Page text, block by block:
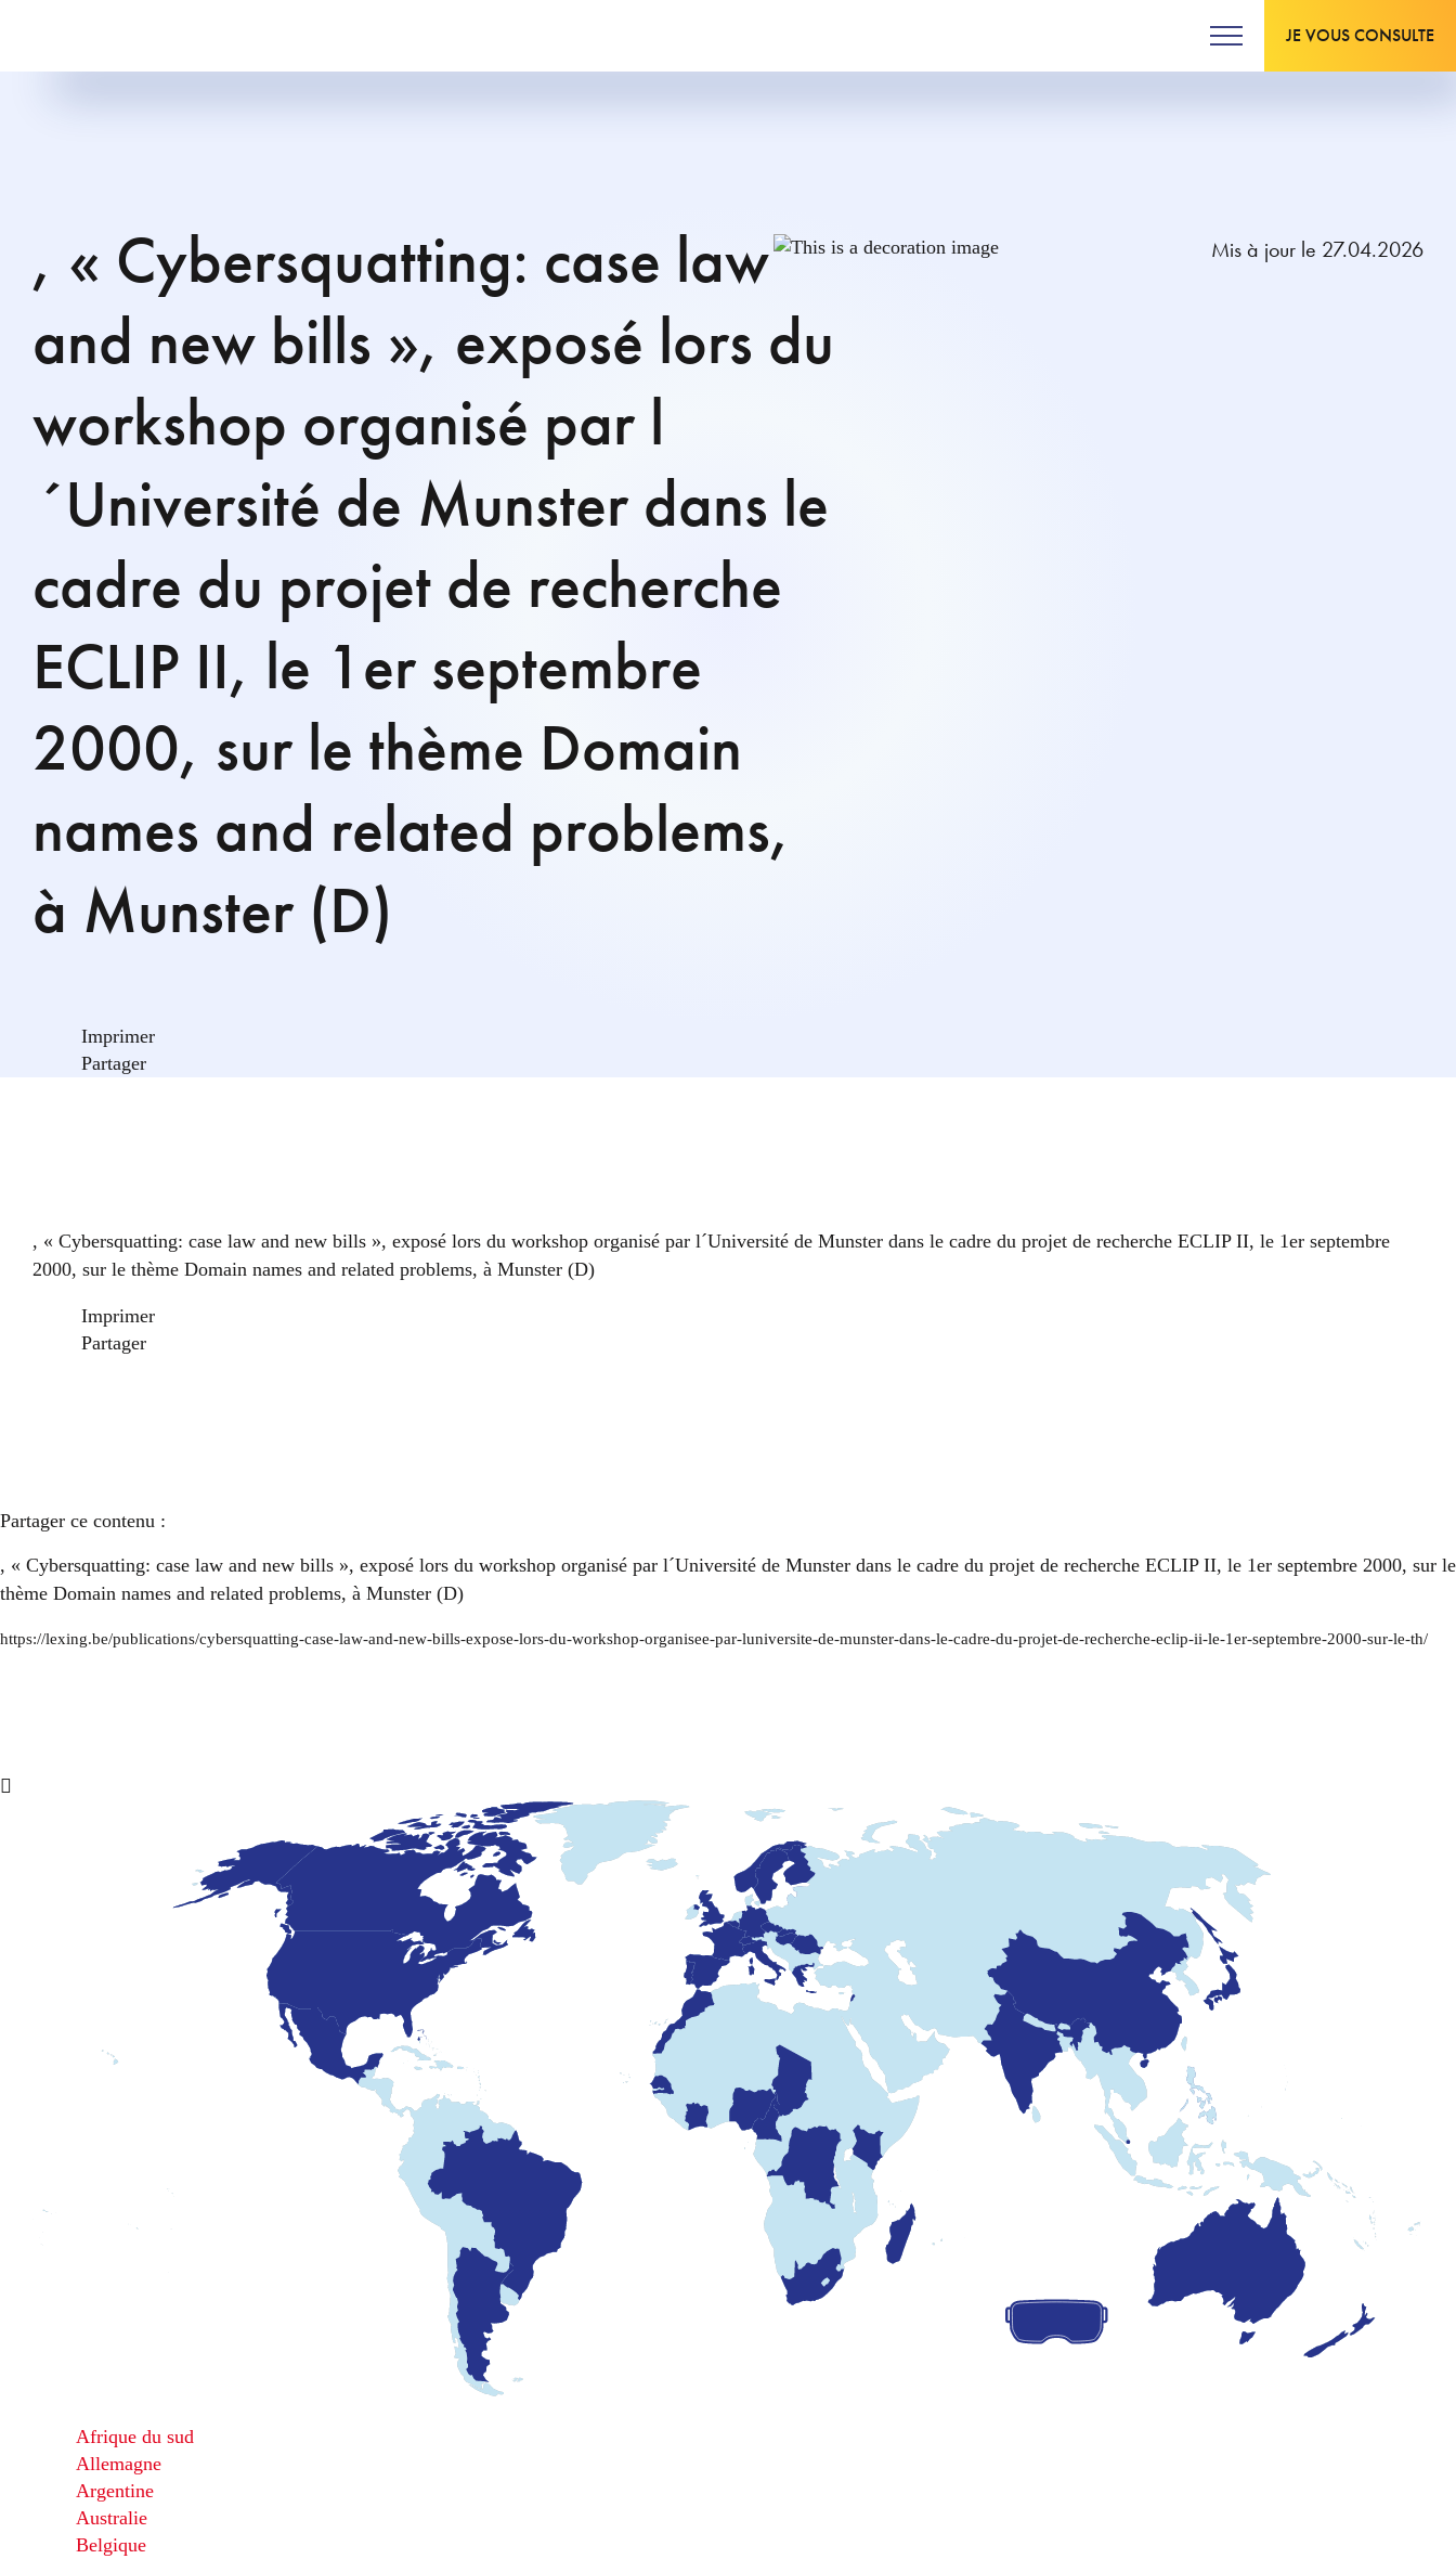
JE VOUS CONSULTE
, « Cybersquatting: case law
and new bills », exposé lors du
workshop organisé par l
´Université de Munster dans le
cadre du projet de recherche
ECLIP II, le 1er septembre
2000, sur le thème Domain
names and related problems,
à Munster (D)
Mis à jour le 27.04.2026
Imprimer
Partager
, « Cybersquatting: case law and new bills », exposé lors du workshop organisé par l´Université de Munster dans le cadre du projet de recherche ECLIP II, le 1er septembre
2000, sur le thème Domain names and related problems, à Munster (D)
Imprimer
Partager
Partager ce contenu :
, « Cybersquatting: case law and new bills », exposé lors du workshop organisé par l´Université de Munster dans le cadre du projet de recherche ECLIP II, le 1er septembre 2000, sur le
thème Domain names and related problems, à Munster (D)
https://lexing.be/publications/cybersquatting-case-law-and-new-bills-expose-lors-du-workshop-organisee-par-luniversite-de-munster-dans-le-cadre-du-projet-de-recherche-eclip-ii-le-1er-septembre-2000-sur-le-th/
Afrique du sud
Allemagne
Argentine
Australie
Belgique